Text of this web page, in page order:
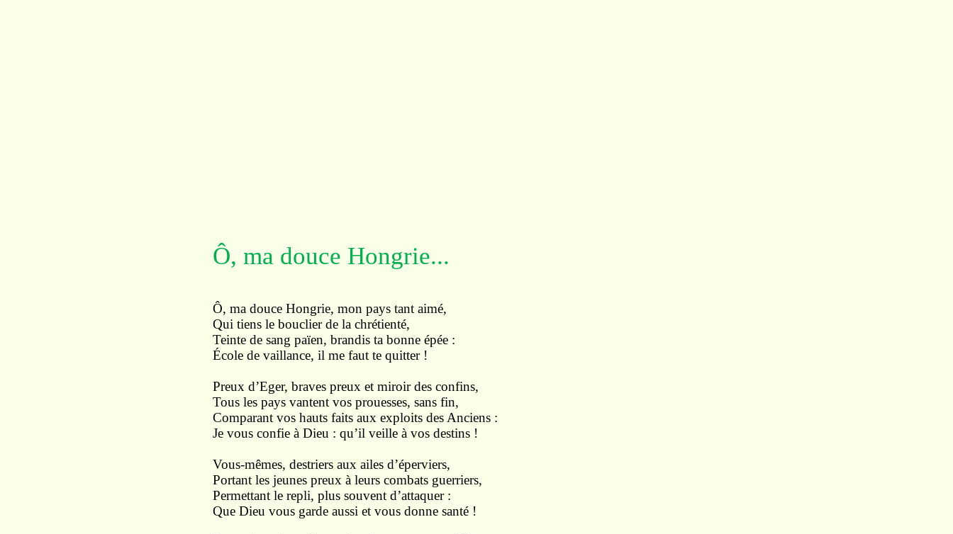
Ô, ma douce Hongrie...
Ô, ma douce Hongrie, mon pays tant aimé,
Qui tiens le bouclier de la chrétienté,
Teinte de sang païen, brandis ta bonne épée :
École de vaillance, il me faut te quitter !
Preux d’Eger, braves preux et miroir des confins,
Tous les pays vantent vos prouesses, sans fin,
Comparant vos hauts faits aux exploits des Anciens :
Je vous confie à Dieu : qu’il veille à vos destins !
Vous-mêmes, destriers aux ailes d’éperviers,
Portant les jeunes preux à leurs combats guerriers,
Permettant le repli, plus souvent d’attaquer :
Que Dieu vous garde aussi et vous donne santé !